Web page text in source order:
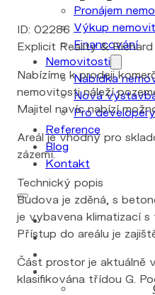
Pronájem
Výkup
Financování
Nemovitosti
Nabídka
Nová
Pro developery
Reference
Blog
Kontakt
ID: 02286
Explicit Reality &
Nabízíme k prodeji
nemovitosti náleží
Majitel navíc nabízí
Areál je vhodný pro
zázemí.
Technický popis
Budova je zděná, s
je vybavena klimatizací
Přístup do areálu je
Část prostor je aktuálně
klasifikována třídou G.